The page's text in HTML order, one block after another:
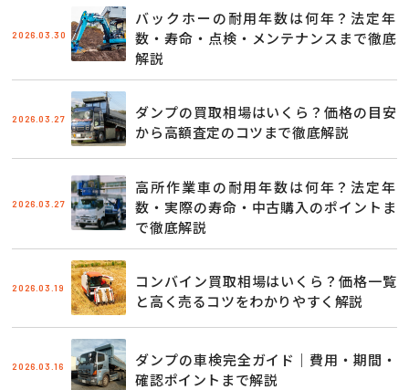
2026.03.30
バックホーの耐用年数は何年？法定年
数・寿命・点検・メンテナンスまで徹底
解説
2026.03.27
ダンプの買取相場はいくら？価格の目安
から高額査定のコツまで徹底解説
2026.03.27
高所作業車の耐用年数は何年？法定年
数・実際の寿命・中古購入のポイントま
で徹底解説
2026.03.19
コンバイン買取相場はいくら？価格一覧
と高く売るコツをわかりやすく解説
2026.03.16
ダンプの車検完全ガイド｜費用・期間・
確認ポイントまで解説